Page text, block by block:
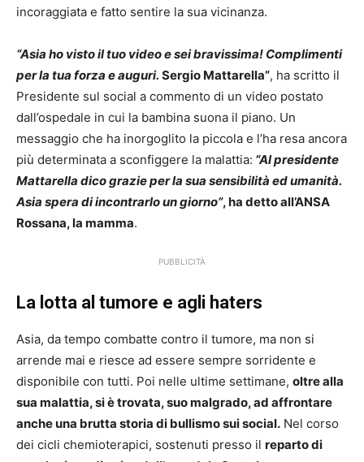
incoraggiata e fatto sentire la sua vicinanza.
“Asia ho visto il tuo video e sei bravissima! Complimenti
per la tua forza e auguri. Sergio Mattarella”, ha scritto il
Presidente sul social a commento di un video postato
dall’ospedale in cui la bambina suona il piano. Un
messaggio che ha inorgoglito la piccola e l’ha resa ancora
più determinata a sconfiggere la malattia: “Al presidente
Mattarella dico grazie per la sua sensibilità ed umanità.
Asia spera di incontrarlo un giorno”, ha detto all’ANSA
Rossana, la mamma.
PUBBLICITÀ
La lotta al tumore e agli haters
Asia, da tempo combatte contro il tumore, ma non si
arrende mai e riesce ad essere sempre sorridente e
disponibile con tutti. Poi nelle ultime settimane, oltre alla
sua malattia, si è trovata, suo malgrado, ad affrontare
anche una brutta storia di bullismo sui social. Nel corso
dei cicli chemioterapici, sostenuti presso il reparto di